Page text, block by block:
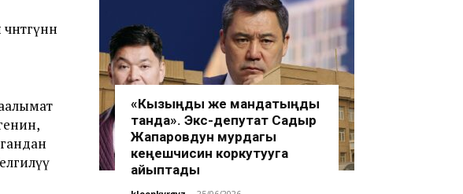
«Кызыңды же мандатыңды
танда». Экс-депутат Садыр
Жапаровдун мурдагы
кеңешчисин коркутууга
айыптады